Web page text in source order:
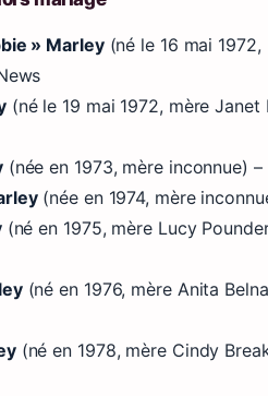
» Marley(né le 16 mai 1972,
(né le 19 mai 1972, mère Janet
(née en 1973, mère inconnue) –
(née en 1974, mère
(né en 1975, mère Lucy
(né en 1976, mère Anita
(né en 1978, mère Cindy